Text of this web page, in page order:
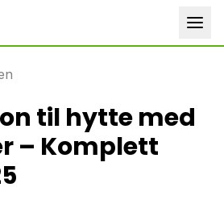
til hytte med
– Komplett